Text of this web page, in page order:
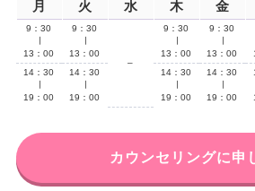
月 火 水 木 金
9：30
13：00
9：30
13：00
–
9：30
13：00
9：30
13：00
14：30
19：00
14：30
19：00
14：30
19：00
14：30
19：00
カウンセリングに申